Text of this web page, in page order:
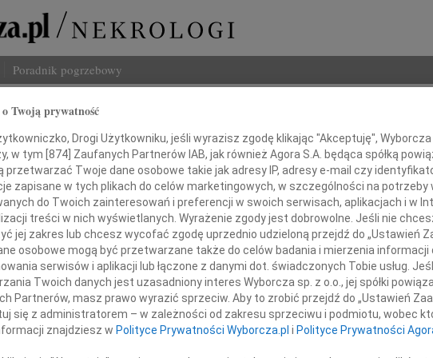
Poradnik pogrzebowy
Irena Choryńska
Wrocław
28.09.2010
Z głębokim smutkiem zawiadamiamy,
że zmarła nasza ukochana Ciocia
Imię i
INNE
Dnia
Nie
Na
Twoją prywatność
Drogi Użytkowniku, jeśli wyrazisz zgodę klikając "Akceptuję",
w tym [ 874 ] Zaufanych Partnerów IAB, jak również Agora S.A. będąca spółką
przetwarzać Twoje dane osobowe takie jak adresy IP, adresy e-mail czy
zapisane w tych plikach do celów marketingowych, w szczególności na potrzeby
do Twoich zainteresowań i preferencji w swoich serwisach, aplikacjach i w
treści w nich wyświetlanych. Wyrażenie zgody jest dobrowolne. Jeśli nie
jej zakres lub chcesz wycofać zgodę uprzednio udzieloną przejdź do „Ustawień
osobowe mogą być przetwarzane także do celów badania i mierzenia
serwisów i aplikacji lub łączone z danymi dot. świadczonych Tobie usług.
Twoich danych jest uzasadniony interes Wyborcza sp. z o.o., jej spółki
Partnerów, masz prawo wyrazić sprzeciw. Aby to zrobić przejdź do „Ustawień
się z administratorem – w zależności od zakresu sprzeciwu i podmiotu, wobec
znajdziesz w Polityce Prywatności Wyborcza.pl i Polityce Prywatności